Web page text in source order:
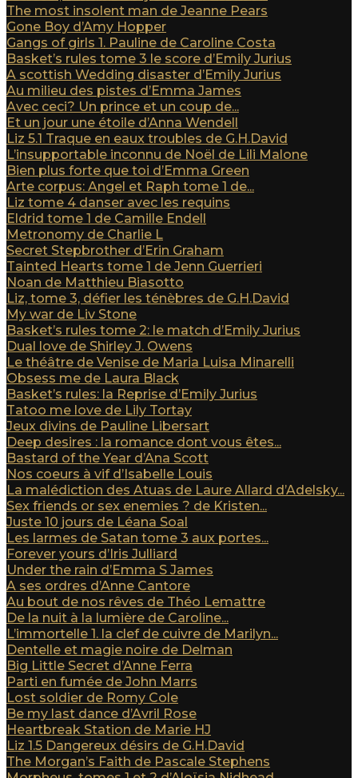
The most insolent man de Jeanne Pears
Gone Boy d’Amy Hopper
Gangs of girls 1. Pauline de Caroline Costa
Basket’s rules tome 3 le score d’Emily Jurius
A scottish Wedding disaster d’Emily Jurius
Au milieu des pistes d’Emma James
Avec ceci? Un prince et un coup de...
Et un jour une étoile d’Anna Wendell
Liz 5.1 Traque en eaux troubles de G.H.David
L’insupportable inconnu de Noël de Lili Malone
Bien plus forte que toi d’Emma Green
Arte corpus: Angel et Raph tome 1 de...
Liz tome 4 danser avec les requins
Eldrid tome 1 de Camille Endell
Metronomy de Charlie L
Secret Stepbrother d’Erin Graham
Tainted Hearts tome 1 de Jenn Guerrieri
Noan de Matthieu Biasotto
Liz, tome 3, défier les ténèbres de G.H.David
My war de Liv Stone
Basket’s rules tome 2: le match d’Emily Jurius
Dual love de Shirley J. Owens
Le théâtre de Venise de Maria Luisa Minarelli
Obsess me de Laura Black
Basket’s rules: la Reprise d’Emily Jurius
Tatoo me love de Lily Tortay
Jeux divins de Pauline Libersart
Deep desires : la romance dont vous êtes...
Bastard of the Year d’Ana Scott
Nos coeurs à vif d’Isabelle Louis
La malédiction des Atuas de Laure Allard d’Adelsky...
Sex friends or sex enemies ? de Kristen...
Juste 10 jours de Léana Soal
Les larmes de Satan tome 3 aux portes...
Forever yours d’Iris Julliard
Under the rain d’Emma S James
A ses ordres d’Anne Cantore
Au bout de nos rêves de Théo Lemattre
De la nuit à la lumière de Caroline...
L’immortelle 1. la clef de cuivre de Marilyn...
Dentelle et magie noire de Delman
Big Little Secret d’Anne Ferra
Parti en fumée de John Marrs
Lost soldier de Romy Cole
Be my last dance d’Avril Rose
Heartbreak Station de Marie HJ
Liz 1.5 Dangereux désirs de G.H.David
The Morgan’s Faith de Pascale Stephens